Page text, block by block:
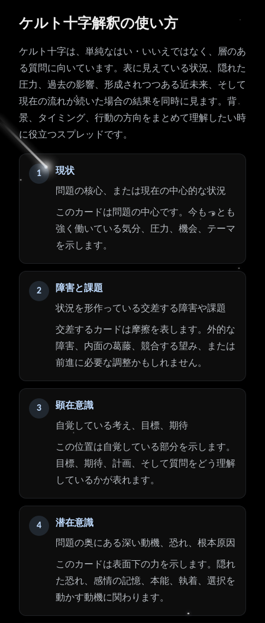
ケルト十字解釈の使い方
ケルト十字は、単純なはい・いいえではなく、層のあ
る質問に向いています。表に見えている状況、隠れた
圧力、過去の影響、形成されつつある近未来、そして
現在の流れが続いた場合の結果を同時に見ます。背
景、タイミング、行動の方向をまとめて理解したい時
に役立つスプレッドです。
1 現状
問題の核心、または現在の中心的な状況
このカードは問題の中心です。今もっとも
強く働いている気分、圧力、機会、テーマ
を示します。
2 障害と課題
状況を形作っている交差する障害や課題
交差するカードは摩擦を表します。外的な
障害、内面の葛藤、競合する望み、または
前進に必要な調整かもしれません。
3 顕在意識
自覚している考え、目標、期待
この位置は自覚している部分を示します。
目標、期待、計画、そして質問をどう理解
しているかが表れます。
4 潜在意識
問題の奥にある深い動機、恐れ、根本原因
このカードは表面下の力を示します。隠れ
た恐れ、感情の記憶、本能、執着、選択を
動かす動機に関わります。